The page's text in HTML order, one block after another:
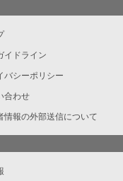
イドライン
バシーポリシー
合わせ
情報の外部送信について